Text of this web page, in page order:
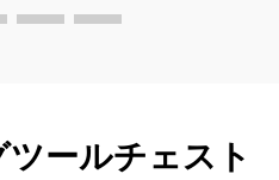
ールチェスト